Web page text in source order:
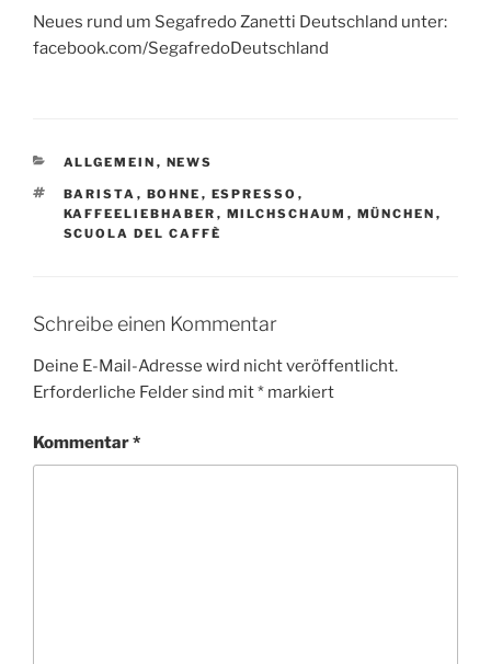
Neues rund um Segafredo Zanetti Deutschland unter:
facebook.com/SegafredoDeutschland
KATEGORIEN
ALLGEMEIN , NEWS
SCHLAGWÖRTER
BARISTA , BOHNE , ESPRESSO ,
KAFFEELIEBHABER , MILCHSCHAUM , MÜNCHEN ,
SCUOLA DEL CAFFÈ
Schreibe einen Kommentar
Deine E-Mail-Adresse wird nicht veröffentlicht.
Erforderliche Felder sind mit* markiert
Kommentar*